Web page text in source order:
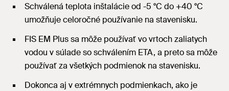
Schválená teplota inštalácie od -5 °C do +40 °C
umožňuje celoročné používanie na stavenisku.
FIS EM Plus sa môže používať vo vrtoch zaliatych
vodou v súlade so schválením ETA, a preto sa môže
používať za všetkých podmienok na stavenisku.
Dokonca aj v extrémnych podmienkach, ako je